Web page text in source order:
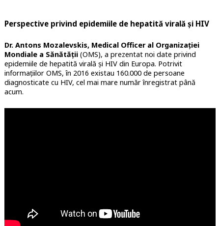
Perspective privind epidemiile de hepatită virală și HIV
Dr. Antons Mozalevskis, Medical Officer al Organizației
Mondiale a Sănătății(OMS), a prezentat noi date privind
epidemiile de hepatită virală și HIV din Europa. Potrivit
informațiilor OMS, în 2016 existau 160.000 de persoane
diagnosticate cu HIV, cel mai mare număr înregistrat până
acum.